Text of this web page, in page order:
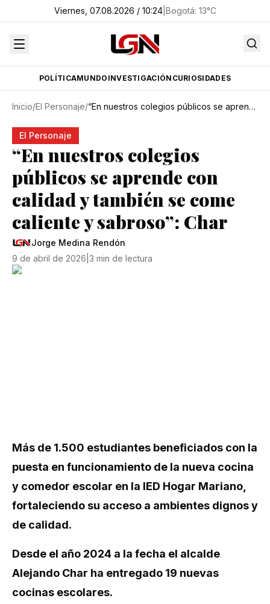
Viernes, 07.08.2026 / 10:24| Bogotá: 13°C
POLÍTICAMUNDO INVESTIGACIÓN CURIOSIDADES
Inicio/El Personaje/ “En nuestros colegios públicos se aprende con calidad y también se come caliente y sabroso”: Char
El Personaje
“En nuestros colegios
públicos se aprende con
calidad y también se come
caliente y sabroso”: Char
Jorge Medina Rendón
9 de abril de 2026 3 min de lectura
Más de 1.500 estudiantes beneficiados con la
puesta en funcionamiento de la nueva cocina
y comedor escolar en la IED Hogar Mariano,
fortaleciendo su acceso a ambientes dignos y
de calidad.
Desde el año 2024 a la fecha el alcalde
Alejando Char ha entregado 19 nuevas
cocinas escolares.